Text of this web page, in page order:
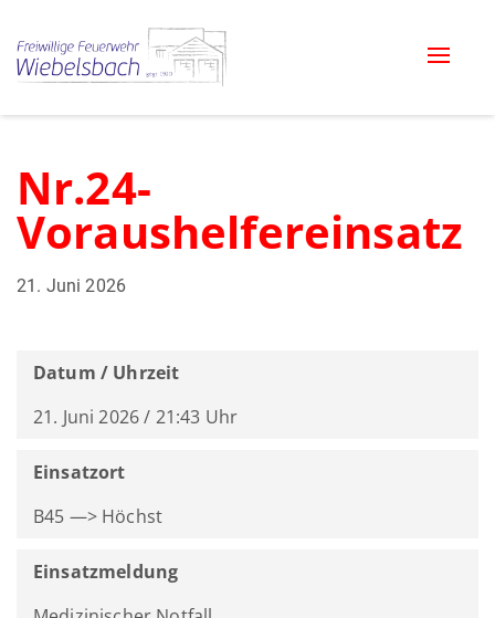
Toggle
Nr.24-
Voraushelfereinsatz
21. Juni 2026
Datum / Uhrzeit
21. Juni 2026 / 21:43 Uhr
Einsatzort
B45 —> Höchst
Einsatzmeldung